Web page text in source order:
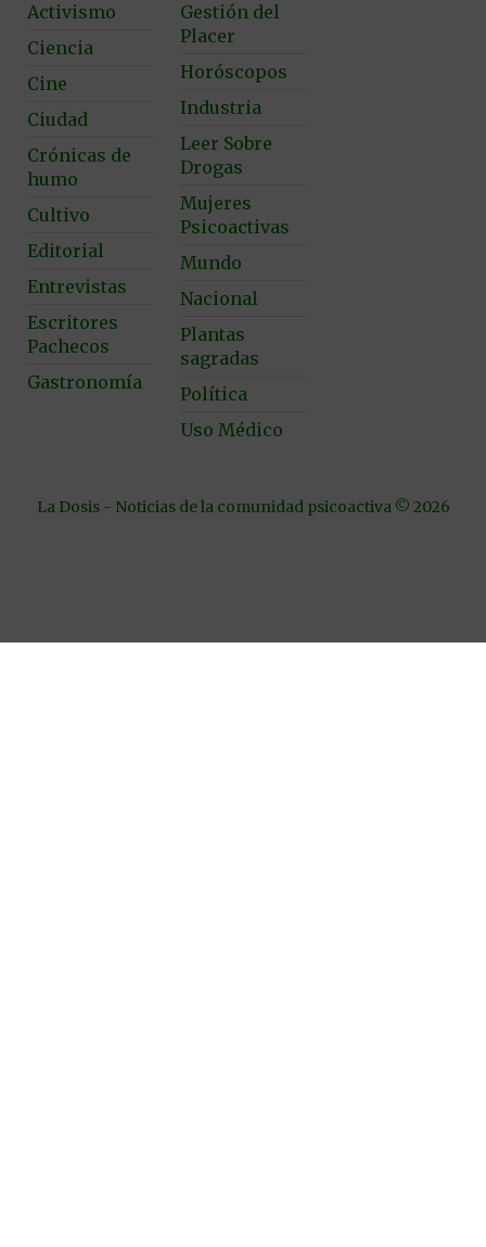
Activismo
Ciencia
Cine
Ciudad
Crónicas de
humo
Cultivo
Editorial
Entrevistas
Escritores
Pachecos
Gastronomía
Gestión del
Placer
Horóscopos
Industria
Leer Sobre
Drogas
Mujeres
Psicoactivas
Mundo
Nacional
Plantas
sagradas
Política
Uso Médico
La Dosis - Noticias de la comunidad psicoactiva © 2026